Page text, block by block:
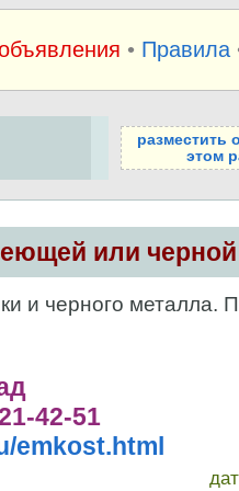
• Правила
разместить
этом
или черной
и черного металла.
42-51
emkost.html